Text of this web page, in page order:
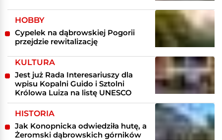
HOBBY
Cypelek na dąbrowskiej Pogorii
przejdzie rewitalizację
KULTURA
Jest już Rada Interesariuszy dla
wpisu Kopalni Guido i Sztolni
Królowa Luiza na listę UNESCO
HISTORIA
Jak Konopnicka odwiedziła hutę, a
Żeromski dąbrowskich górników